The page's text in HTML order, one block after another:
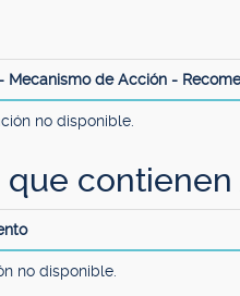
Mecanismo de Acción -
no disponible.
no disponible.